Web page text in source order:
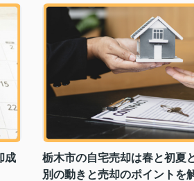
成
栃木市の自宅売却は春と初夏
別の動きと売却のポイントを